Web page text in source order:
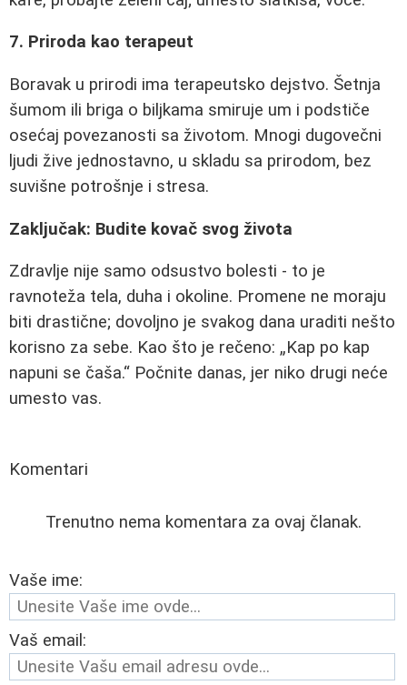
7. Priroda kao terapeut
Boravak u prirodi ima terapeutsko dejstvo. Šetnja
šumom ili briga o biljkama smiruje um i podstiče
osećaj povezanosti sa životom. Mnogi dugovečni
ljudi žive jednostavno, u skladu sa prirodom, bez
suvišne potrošnje i stresa.
Zaključak: Budite kovač svog života
Zdravlje nije samo odsustvo bolesti - to je
ravnoteža tela, duha i okoline. Promene ne moraju
biti drastične; dovoljno je svakog dana uraditi nešto
korisno za sebe. Kao što je rečeno: „Kap po kap
napuni se čaša.“ Počnite danas, jer niko drugi neće
umesto vas.
Komentari
Trenutno nema komentara za ovaj članak.
Vaše ime:
Vaš email: